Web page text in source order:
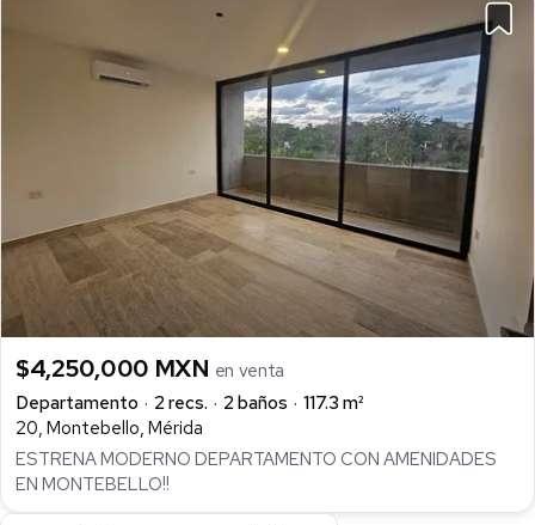
$4,250,000 MXN en venta
Departamento
2 recs. 2 baños
117.3 m²
20, Montebello, Mérida
ESTRENA MODERNO DEPARTAMENTO CON AMENIDADES
EN MONTEBELLO!!